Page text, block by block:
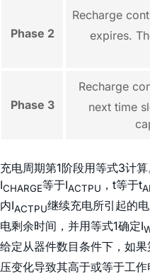
Phase 2
Recharge
expires.
Phase 3
Recharge
next time
充电周期第1阶段用等式3计
ICHARGE等于IACTPU ，t等于t
内IACTPU继续充电所引起的
电剩余时间，并用等式1确定I
给定从器件数目条件下，如
压变化导致其高于或等于工作